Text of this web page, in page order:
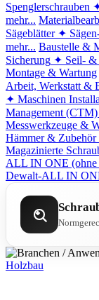
Spenglerschrauben
mehr...
Sägeblätter ✦
mehr... Baustelle &
Sicherung ✦ Seil- &
Montage & Wartung
Arbeit, Werkstatt &
✦ Maschinen
Management (CTM)
Messwerkzeuge &
Hämmer & Zubehör
Magazinierte
ALL IN ONE
Dewalt-ALL IN
Holzbau